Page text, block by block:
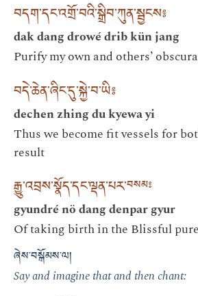
བདག་དང་འགྲོ་བའི་སྒྲིབ་ཀུན་སྦྱངས༔
dak dang drowé drib kün jang
Purify my own and others’
བདེ་ཆེན་ཞིང་དུ་སྐྱེ་བ་ཡི༔
dechen zhing du kyewa yi
Thus we become fit vessels for
result
རྒྱུ་འབྲས་སྣོད་དང་ལྡན་པར་བསམ༔
gyundré nö dang denpar gyur
Of taking birth in the Blissful
ཞེས་བསྒོམས་ལ།
Say and imagine that and then chant: